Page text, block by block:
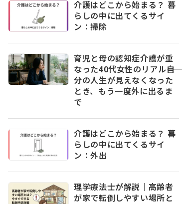
介護はどこから始まる？ 暮
らしの中に出てくるサイ
ン：掃除
育児と母の認知症介護が重
なった40代女性のリアル――自
分の人生が見えなくなった
とき、もう一度外に出るま
で
介護はどこから始まる？ 暮
らしの中に出てくるサイ
ン：外出
理学療法士が解説｜高齢者
が家で転倒しやすい場所と